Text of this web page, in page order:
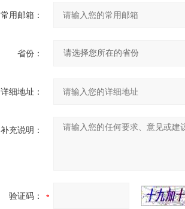
常用邮箱：
省份：
详细地址：
补充说明：
验证码：